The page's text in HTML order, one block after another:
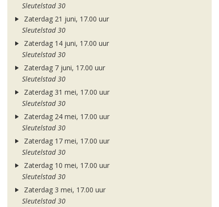
Sleutelstad 30
Zaterdag 21 juni, 17.00 uur
Sleutelstad 30
Zaterdag 14 juni, 17.00 uur
Sleutelstad 30
Zaterdag 7 juni, 17.00 uur
Sleutelstad 30
Zaterdag 31 mei, 17.00 uur
Sleutelstad 30
Zaterdag 24 mei, 17.00 uur
Sleutelstad 30
Zaterdag 17 mei, 17.00 uur
Sleutelstad 30
Zaterdag 10 mei, 17.00 uur
Sleutelstad 30
Zaterdag 3 mei, 17.00 uur
Sleutelstad 30